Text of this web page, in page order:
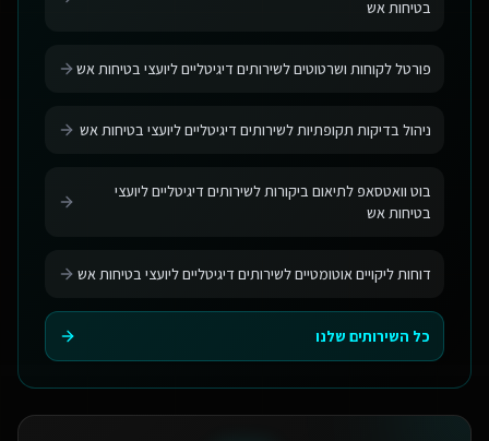
בטיחות אש
פורטל לקוחות ושרטוטים לשירותים דיגיטליים ליועצי בטיחות אש
ניהול בדיקות תקופתיות לשירותים דיגיטליים ליועצי בטיחות אש
בוט וואטסאפ לתיאום ביקורות לשירותים דיגיטליים ליועצי
בטיחות אש
דוחות ליקויים אוטומטיים לשירותים דיגיטליים ליועצי בטיחות אש
כל השירותים שלנו